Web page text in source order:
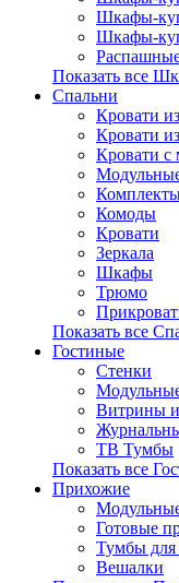
Шкафы-
Шкафы-
Показать все
Спальни
Кровати
Кровати
Кровати с
Комоды
Кровати
Зеркала
Шкафы
Трюмо
Показать все
Гостиные
Стенки
Витрины
ТВ Тумбы
Показать все
Прихожие
Готовые
Тумбы для
Вешалки